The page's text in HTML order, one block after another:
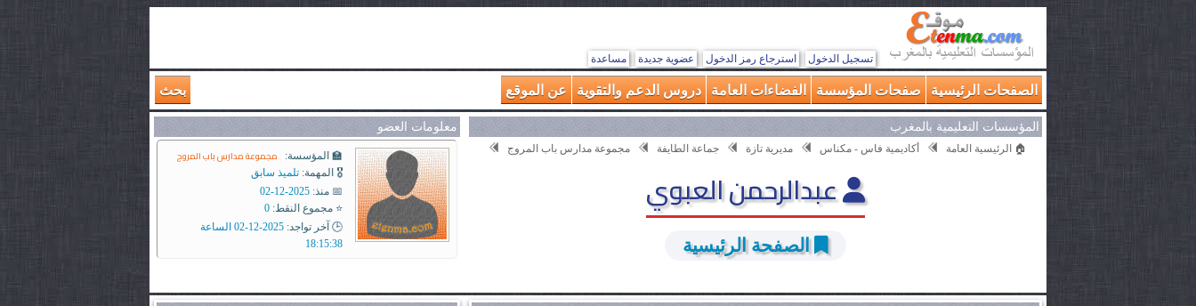
تسجيل الدخول استرجاع رمز الدخول عضوية جديدة مساعدة
الصفحات الرئيسية صفحات المؤسسة الفضاءات العامة دروس الدعم والتقوية عن الموقع بحث
المؤسسات التعليمية بالمغرب
🏠 الرئيسية العامة أكاديمية فاس - مكناس مديرية تازة جماعة الطايفة مجموعة مدارس باب المروج
عبدالرحمن العبوي
الصفحة الرئيسية
معلومات العضو
🏫 المؤسسة: مجموعة مدارس باب المروج
🎖️ المهمة: تلميذ سابق
📅 منذ: 2025-12-02
⭐ مجموع النقط: 0
🕒 آخر تواجد:
2025-12-02 الساعة
18:15:38